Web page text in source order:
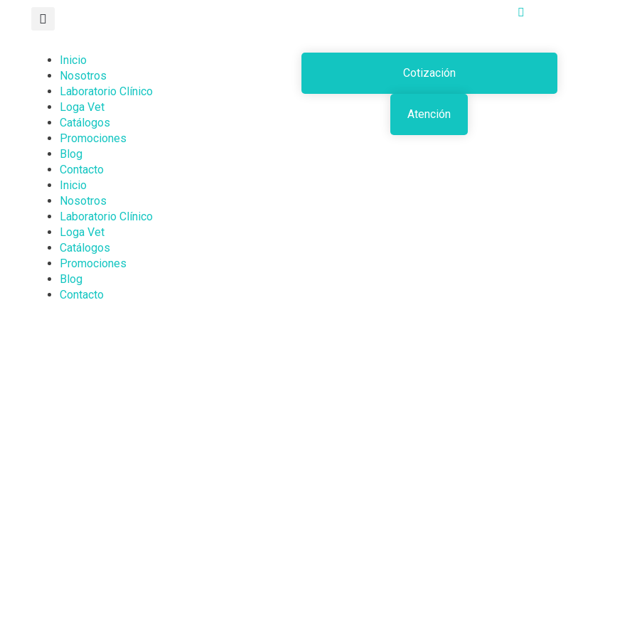
Inicio
Nosotros
Laboratorio Clínico
Loga Vet
Catálogos
Promociones
Blog
Contacto
Inicio
Nosotros
Laboratorio Clínico
Loga Vet
Catálogos
Promociones
Blog
Contacto
Cotización
Atención